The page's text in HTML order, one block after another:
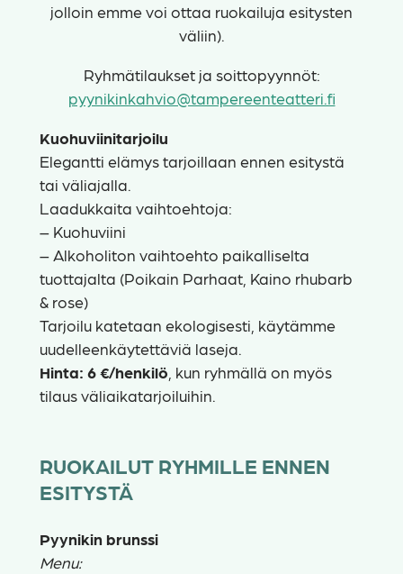
jolloin emme voi ottaa ruokailuja esitysten
väliin).
Ryhmätilaukset ja soittopyynnöt:
pyynikinkahvio@tampereenteatteri.fi
Kuohuviinitarjoilu
Elegantti elämys tarjoillaan ennen esitystä
tai väliajalla.
Laadukkaita vaihtoehtoja:
– Kuohuviini
– Alkoholiton vaihtoehto paikalliselta
tuottajalta (Poikain Parhaat, Kaino rhubarb
& rose)
Tarjoilu katetaan ekologisesti, käytämme
uudelleenkäytettäviä laseja.
Hinta: 6 €/henkilö , kun ryhmällä on myös
tilaus väliaikatarjoiluihin.
RUOKAILUT RYHMILLE ENNEN
ESITYSTÄ
Pyynikin brunssi
Menu: